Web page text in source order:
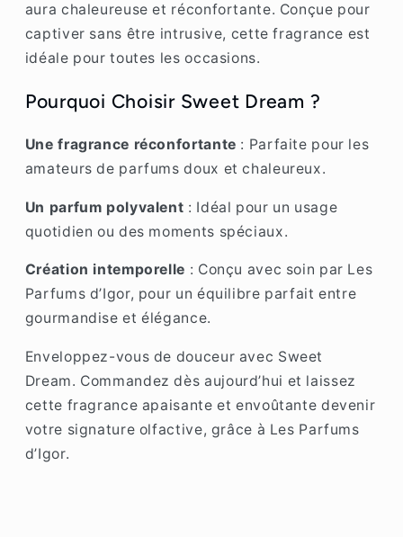
aura chaleureuse et réconfortante. Conçue pour
captiver sans être intrusive, cette fragrance est
idéale pour toutes les occasions.
Pourquoi Choisir Sweet Dream ?
Une fragrance réconfortante : Parfaite pour les
amateurs de parfums doux et chaleureux.
Un parfum polyvalent : Idéal pour un usage
quotidien ou des moments spéciaux.
Création intemporelle : Conçu avec soin par Les
Parfums d’Igor, pour un équilibre parfait entre
gourmandise et élégance.
Enveloppez-vous de douceur avec Sweet
Dream. Commandez dès aujourd’hui et laissez
cette fragrance apaisante et envoûtante devenir
votre signature olfactive, grâce à Les Parfums
d’Igor.